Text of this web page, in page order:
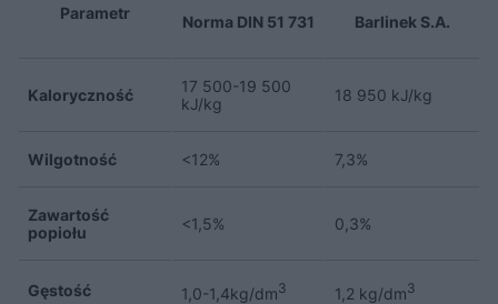
Parametr Norma DIN 51 731 Barlinek S.A.
Kaloryczność
17 500-19 500
kJ/kg
18 950 kJ/kg
Wilgotność <12% 7,3%
Zawartość
popiołu
<1,5% 0,3%
Gęstość 1,0-1,4kg/dm3 1,2 kg/dm3